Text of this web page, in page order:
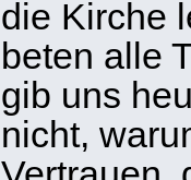
die Kirche
beten alle
gib uns
nicht,